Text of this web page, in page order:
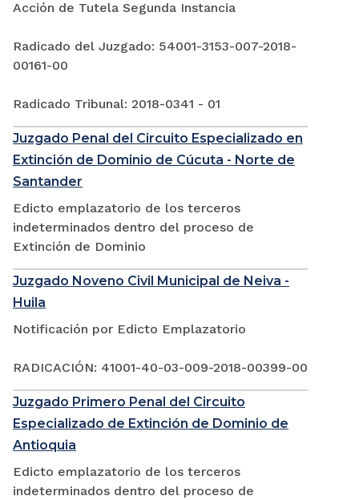
Acción de Tutela Segunda Instancia
Radicado del Juzgado: 54001-3153-007-2018-
00161-00
Radicado Tribunal: 2018-0341 - 01
Juzgado Penal del Circuito Especializado en
Extinción de Dominio de Cúcuta - Norte de
Santander
Edicto emplazatorio de los terceros
indeterminados dentro del proceso de
Extinción de Dominio
Juzgado Noveno Civil Municipal de Neiva -
Huila
Notificación por Edicto Emplazatorio
RADICACIÓN: 41001-40-03-009-2018-00399-00
Juzgado Primero Penal del Circuito
Especializado de Extinción de Dominio de
Antioquia
Edicto emplazatorio de los terceros
indeterminados dentro del proceso de